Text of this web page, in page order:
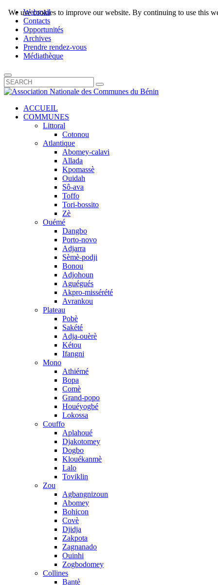
Webmail
Contacts
Opportunités
Archives
Prendre rendez-vous
Médiathèque
ACCUEIL
COMMUNES
Littoral
Cotonou
Atlantique
Abomey-calavi
Allada
Kpomassè
Ouidah
Sô-ava
Toffo
Tori-bossito
Zè
Ouémé
Dangbo
Porto-novo
Adjarra
Sèmè-podji
Bonou
Adjohoun
Aguégués
Akpro-missérété
Avrankou
Plateau
Pobè
Sakété
Adja-ouèrè
Kétou
Ifangni
Mono
Athiémé
Bopa
Comè
Grand-popo
Houéyogbé
Lokossa
Couffo
Aplahoué
Djakotomey
Dogbo
Klouékanmè
Lalo
Toviklin
Zou
Agbangnizoun
Abomey
Bohicon
Covè
Djidja
Zakpota
Zagnanado
Ouinhi
Zogbodomey
Collines
Bantè
We use cookies to improve our website. By continuing to use this